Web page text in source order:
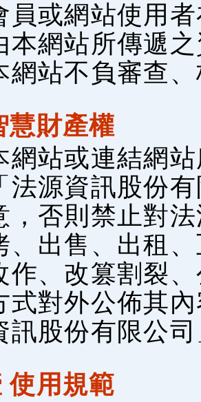
員或網站使用
本網站所傳遞
網站不負審查
慧財產權
網站或連結網
「法源資訊股份
，否則禁止對
、出售、出租
作、改篡割裂
式對外公佈其
訊股份有限公
使用規範